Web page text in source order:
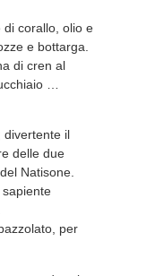
corallo, olio e
e bottarga.
di cren al
…
divertente il
delle due
Natisone.
per